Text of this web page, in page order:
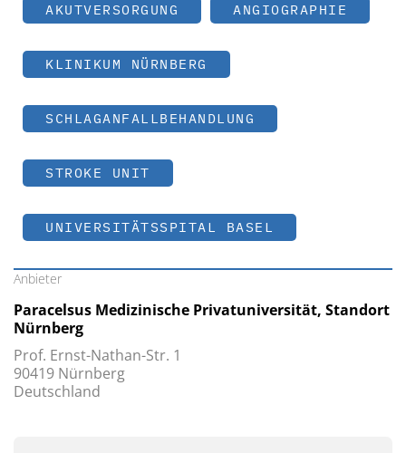
AKUTVERSORGUNG ANGIOGRAPHIE
KLINIKUM NÜRNBERG
SCHLAGANFALLBEHANDLUNG
STROKE UNIT
UNIVERSITÄTSSPITAL BASEL
Anbieter
Paracelsus Medizinische Privatuniversität, Standort
Nürnberg
Prof. Ernst-Nathan-Str. 1
90419 Nürnberg
Deutschland